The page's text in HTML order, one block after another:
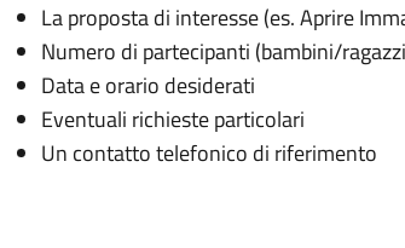
La proposta di interesse (es. Aprire
Numero di partecipanti (bambini/
Data e orario desiderati
Eventuali richieste particolari
Un contatto telefonico di riferimento